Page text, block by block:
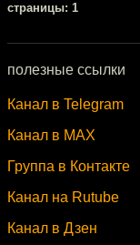
cтраницы: 1
полезные ссылки
Канал в Telegram
Канал в MAX
Группа в Контакте
Канал на Rutube
Канал в Дзен